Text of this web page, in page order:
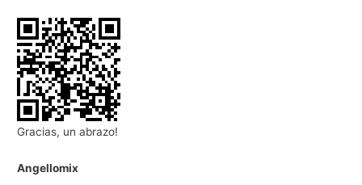
Gracias, un abrazo!
Angellomix